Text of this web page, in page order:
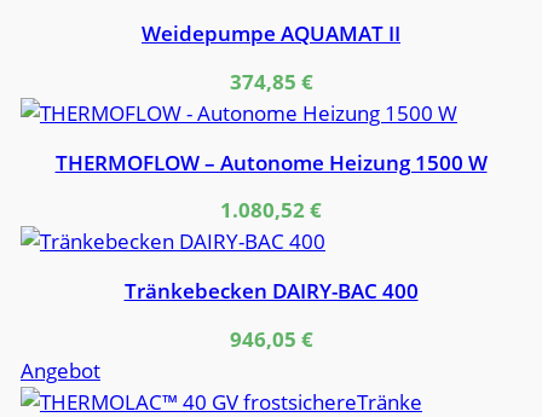
Weidepumpe AQUAMAT II
374,85 €
THERMOFLOW – Autonome Heizung 1500 W
1.080,52€
Tränkebecken DAIRY-BAC 400
946,05 €
AngebotProdukt
im